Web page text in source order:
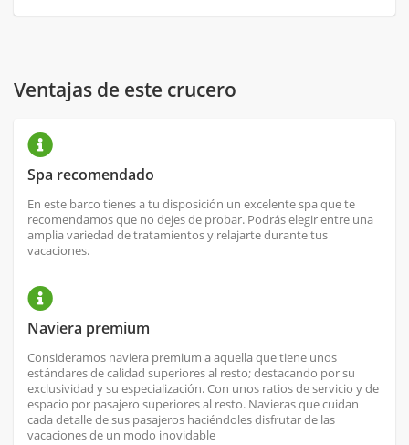
Ventajas de este crucero
Spa recomendado
En este barco tienes a tu disposición un excelente spa que te
recomendamos que no dejes de probar. Podrás elegir entre una
amplia variedad de tratamientos y relajarte durante tus
vacaciones.
Naviera premium
Consideramos naviera premium a aquella que tiene unos
estándares de calidad superiores al resto; destacando por su
exclusividad y su especialización. Con unos ratios de servicio y de
espacio por pasajero superiores al resto. Navieras que cuidan
cada detalle de sus pasajeros haciéndoles disfrutar de las
vacaciones de un modo inovidable